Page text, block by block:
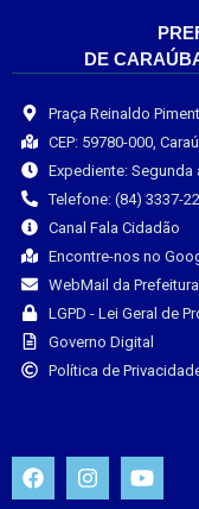
DE
Praça Reinaldo
CEP: 59780-000,
Expediente: Segunda
Telefone: (84) 3337-
Canal Fala Cidadão
Encontre-nos no
WebMail da Prefeitura
LGPD - Lei Geral de
Governo Digital
Política de